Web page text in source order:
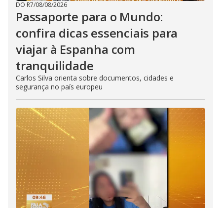
DO R7/08/08/2026
Passaporte para o Mundo:
confira dicas essenciais para
viajar à Espanha com
tranquilidade
Carlos Silva orienta sobre documentos, cidades e
segurança no país europeu